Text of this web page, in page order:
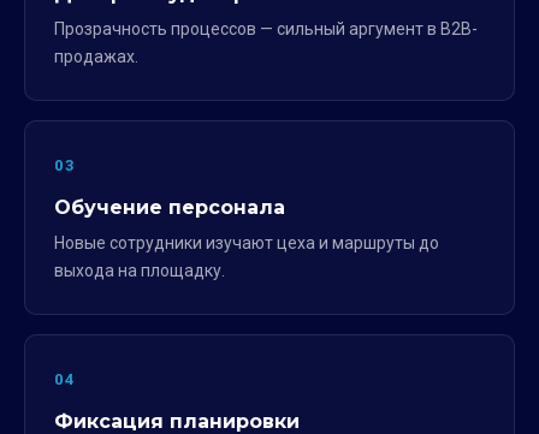
Прозрачность процессов — сильный аргумент в B2B-
продажах.
03
Обучение персонала
Новые сотрудники изучают цеха и маршруты до
выхода на площадку.
04
Фиксация планировки